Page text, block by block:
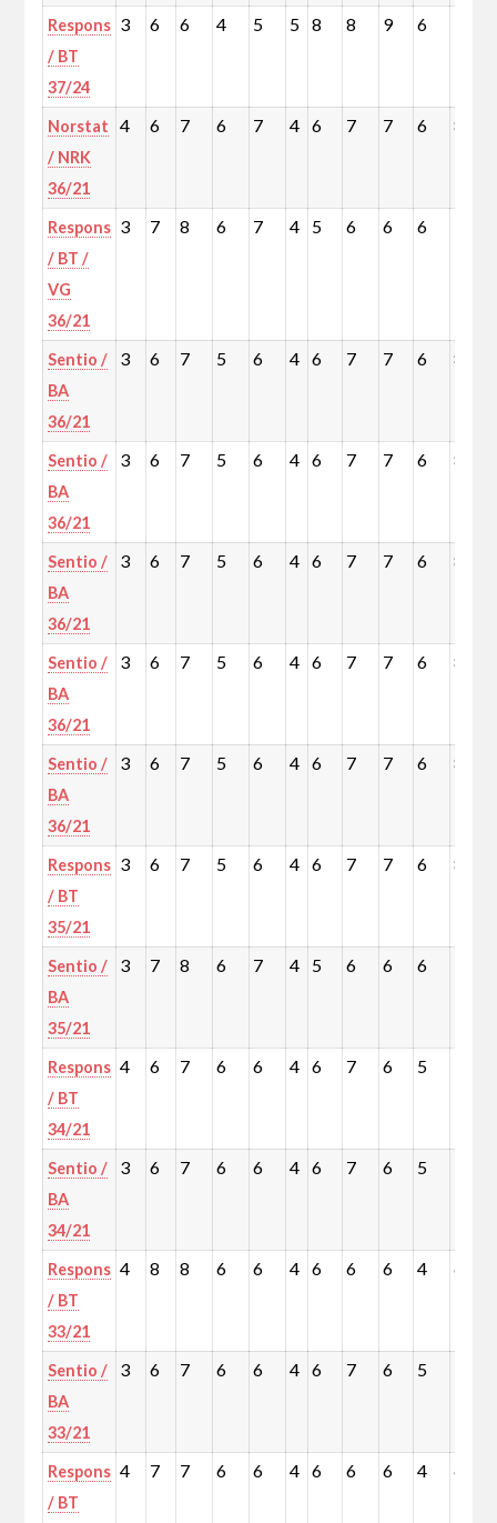
Respons
/ BT
37/24
3 6 6 4 5 5 8 8 9 6
Norstat
/ NRK
36/21
4 6 7 6 7 4 6 7 7 6 8
Respons
/ BT /
VG
36/21
3 7 8 6 7 4 5 6 6 6
Sentio /
BA
36/21
3 6 7 5 6 4 6 7 7 6 8
Sentio /
BA
36/21
3 6 7 5 6 4 6 7 7 6 8
Sentio /
BA
36/21
3 6 7 5 6 4 6 7 7 6 8
Sentio /
BA
36/21
3 6 7 5 6 4 6 7 7 6 8
Sentio /
BA
36/21
3 6 7 5 6 4 6 7 7 6 8
Respons
/ BT
35/21
3 6 7 5 6 4 6 7 7 6 8
Sentio /
BA
35/21
3 7 8 6 7 4 5 6 6 6
Respons
/ BT
34/21
4 6 7 6 6 4 6 7 6 5
Sentio /
BA
34/21
3 6 7 6 6 4 6 7 6 5
Respons
/ BT
33/21
4 8 8 6 6 4 6 6 6 4 6
Sentio /
BA
33/21
3 6 7 6 6 4 6 7 6 5
Respons
/ BT
4 7 7 6 6 4 6 6 6 4 6